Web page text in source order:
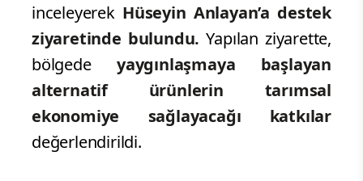
inceleyerek Hüseyin Anlayan’a destek
ziyaretinde bulundu. Yapılan ziyarette,
bölgede yaygınlaşmaya başlayan
alternatif ürünlerin tarımsal
ekonomiye sağlayacağı katkılar
değerlendirildi.